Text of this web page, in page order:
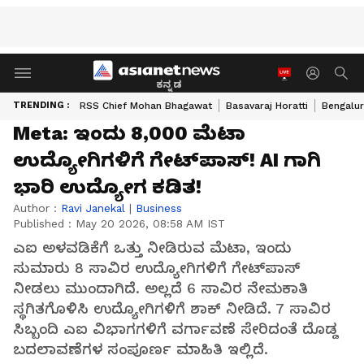
ಕನ್ನಡ
TRENDING : RSS Chief Mohan Bhagawat Basavaraj Horatti
Meta: ಇಂದು 8,000 ಮೆಟಾ
ಉದ್ಯೋಗಿಗಳಿಗೆ ಗೇಟ್‌ಪಾಸ್‌! AI ಗಾಗಿ
ಭಾರಿ ಉದ್ಯೋಗ ಕಡಿತ!
Author : Ravi Janekal | Business
Published : May 20 2026, 08:58 AM IST
ಎಐ ಅಳವಡಿಕೆಗೆ ಒತ್ತು ನೀಡಿರುವ ಮೆಟಾ, ಇಂದು
ಸುಮಾರು 8 ಸಾವಿರ ಉದ್ಯೋಗಿಗಳಿಗೆ ಗೇಟ್‌ಪಾಸ್‌
ನೀಡಲು ಮುಂದಾಗಿದೆ. ಅಲ್ಲದೆ 6 ಸಾವಿರ ನೇಮಕಾತಿ
ಸ್ಥಗಿತಗೊಳಿಸಿ ಉದ್ಯೋಗಿಗಳಿಗೆ ಶಾಕ್ ನೀಡಿದೆ. 7 ಸಾವಿರ
ಸಿಬ್ಬಂದಿ ಎಐ ವಿಭಾಗಗಳಿಗೆ ವರ್ಗಾವಣೆ ಸೇರಿದಂತೆ ದೊಡ್ಡ
ಬದಲಾವಣೆಗಳ ಸಂಪೂರ್ಣ ಮಾಹಿತಿ ಇಲ್ಲಿದೆ.